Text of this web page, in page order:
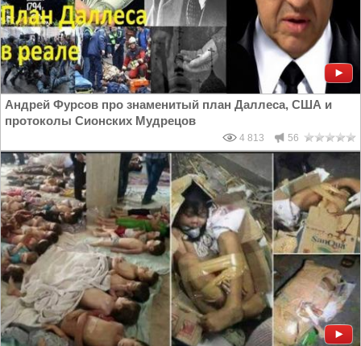
Андрей Фурсов про знаменитый план Даллеса, США и
протоколы Сионских Мудрецов
4 813 56